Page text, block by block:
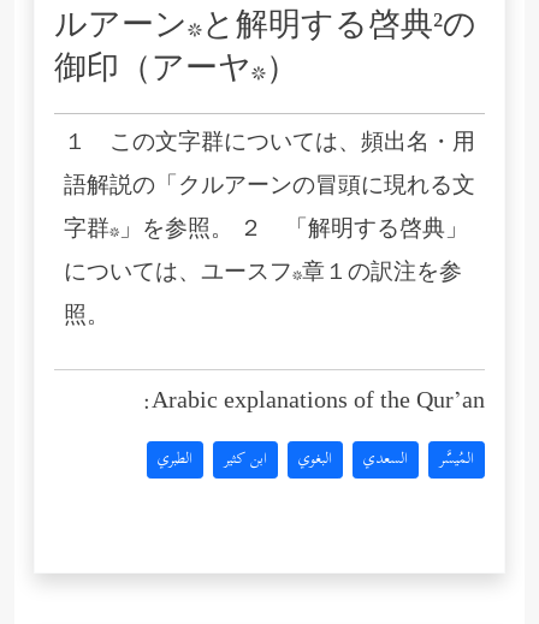
ルアーン*と解明する啓典²の
御印（アーヤ*）
１ この文字群については、頻出名・用
語解説の「クルアーンの冒頭に現れる文
字群*」を参照。 ２ 「解明する啓典」
については、ユースフ*章１の訳注を参
照。
Arabic explanations of the Qur’an:
المُيسَّر السعدي البغوي ابن كثير الطبري